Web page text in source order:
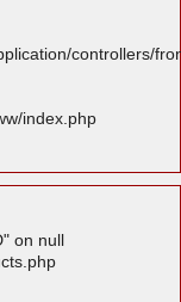
controllers/
index.php
on null